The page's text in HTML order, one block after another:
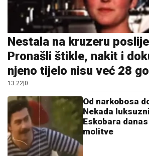
Nestala na kruzeru
Pronašli štikle, nakit i
njeno tijelo nisu već 28
13:22 0
Od narkobosa
Nekada
Eskobara
molitve